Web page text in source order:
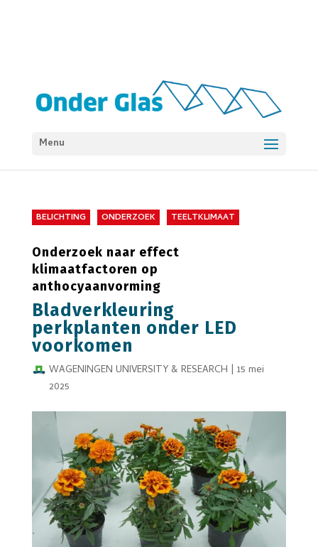
Menu
BELICHTING ONDERZOEK TEELTKLIMAAT
Onderzoek naar effect
klimaatfactoren op
anthocyaanvorming
Bladverkleuring
perkplanten onder LED
voorkomen
WAGENINGEN UNIVERSITY & RESEARCH | 15 mei
2025